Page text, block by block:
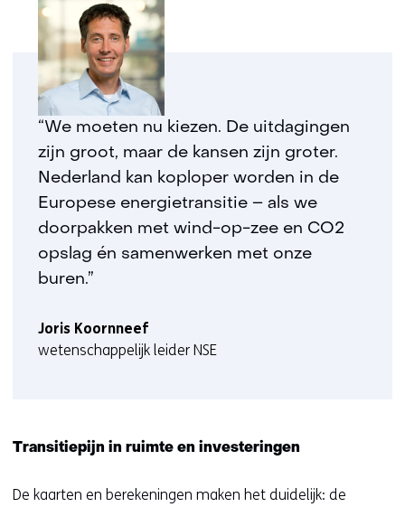
“We moeten nu kiezen. De uitdagingen
zijn groot, maar de kansen zijn groter.
Nederland kan koploper worden in de
Europese energietransitie – als we
doorpakken met wind-op-zee en CO2
opslag én samenwerken met onze
buren.”
Joris Koornneef
wetenschappelijk leider NSE
Transitiepijn in ruimte en investeringen
De kaarten en berekeningen maken het duidelijk: de